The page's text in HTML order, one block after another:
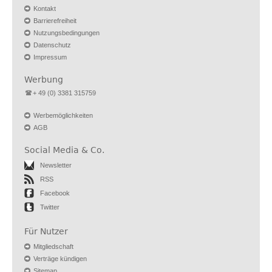
Kontakt
Barrierefreiheit
Nutzungsbedingungen
Datenschutz
Impressum
Werbung
+ 49 (0) 3381 315759
Werbemöglichkeiten
AGB
Social Media & Co.
Newsletter
RSS
Facebook
Twitter
Für Nutzer
Mitgliedschaft
Verträge kündigen